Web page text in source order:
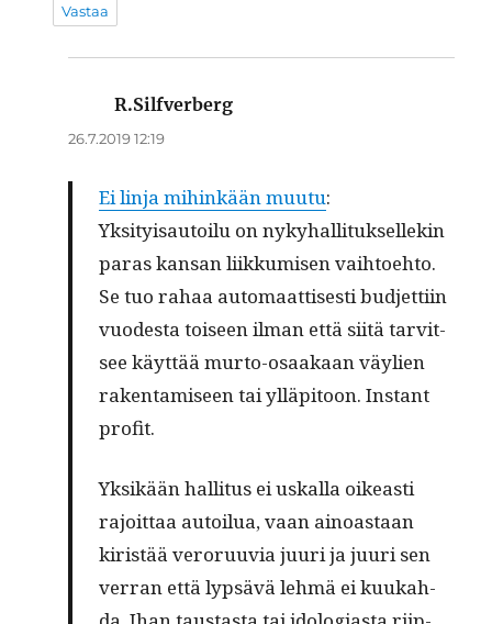
Vastaa
R.Silfverberg
26.7.2019 12:19
Ei lin­ja mihinkään muu­tu:
Yksi­ty­isautoilu on nyky­hal­li­tuk­sellekin
paras kansan liikku­misen vai­h­toe­hto.
Se tuo rahaa automaat­tis­es­ti bud­jet­ti­in
vuodes­ta toiseen ilman että siitä tarvit­
see käyt­tää mur­to-osaakaan väylien
rak­en­tamiseen tai ylläpi­toon. Instant
profit.
Yksikään hal­li­tus ei uskalla oikeasti
rajoit­taa autoilua, vaan ain­oas­taan
kiristää veroru­u­via juuri ja juuri sen
ver­ran että lyp­sävä lehmä ei kuukah­